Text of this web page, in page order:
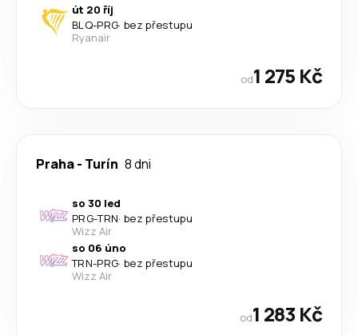
út 20 říj
BLQ-PRG· bez přestupu
Ryanair
od1 275 Kč
Praha- Turín 8 dni
so 30 led
PRG-TRN· bez přestupu
Wizz Air
so 06 úno
TRN-PRG· bez přestupu
Wizz Air
od1 283 Kč